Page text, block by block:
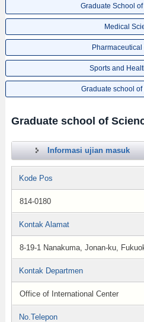
Graduate School
Medical
Sports and
Graduate school
Graduate school of
Informasi ujian masuk
Kode Pos
814-0180
Kontak Alamat
8-19-1 Nanakuma, Jonan-ku,
Kontak Departmen
Office of International Center
No.Telepon